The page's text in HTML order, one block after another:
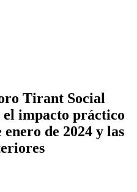
Tirant Social
el impacto práctico
de 2024 y las